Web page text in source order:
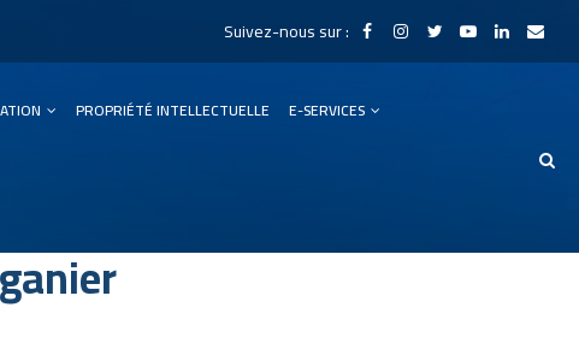
Suivez-nous sur :
PROPRIÉTÉ INTELLECTUELLE E-SERVICES